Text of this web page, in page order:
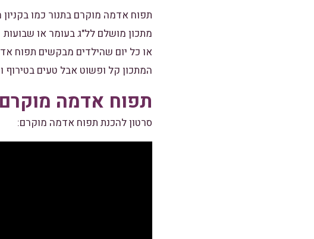
תפוח אדמה מוקרם בתנור כמו בקניון
מתכון מושלם לל"ג בעומר או שבועות
או כל יום שהילדים מבקשים תפוח
המתכון קל ופשוט אבל טעים בטירוף
תפוח אדמה מוקרם
סרטון להכנת תפוח אדמה מוקרם: